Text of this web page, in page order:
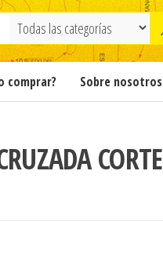
comprar? Sobre nosotros
CORTE